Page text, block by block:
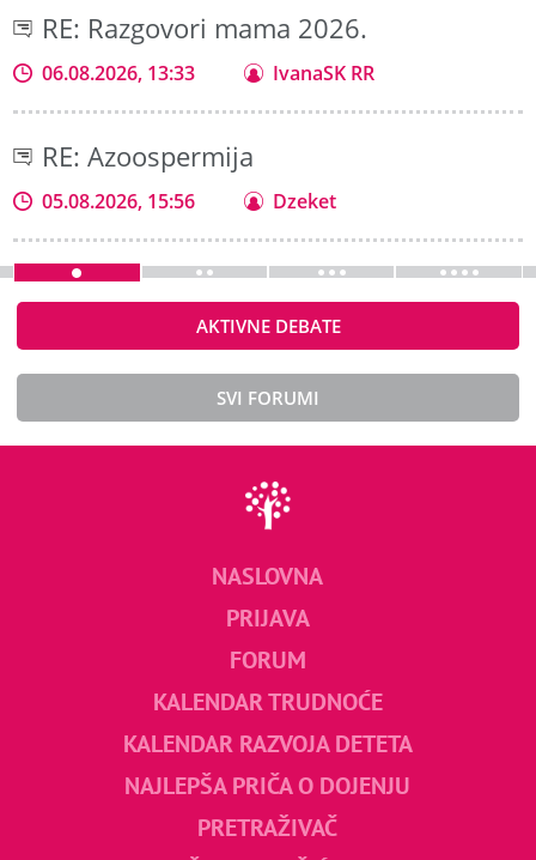
RE: Razgovori mama 2026.
06.08.2026, 13:33 IvanaSK RR
RE: Azoospermija
05.08.2026, 15:56 Dzeket
AKTIVNE DEBATE
SVI FORUMI
NASLOVNA
PRIJAVA
FORUM
KALENDAR TRUDNOĆE
KALENDAR RAZVOJA DETETA
NAJLEPŠA PRIČA O DOJENJU
PRETRAŽIVAČ